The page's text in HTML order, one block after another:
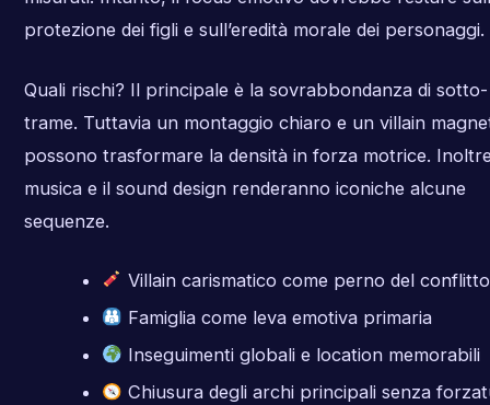
protezione dei figli e sull’eredità morale dei personaggi.
Quali rischi? Il principale è la sovrabbondanza di sotto-
trame. Tuttavia un montaggio chiaro e un villain
possono trasformare la densità in forza motrice.
musica e il sound design renderanno iconiche alcune
sequenze.
Villain carismatico come perno del conflitto
Famiglia come leva emotiva primaria
Inseguimenti globali e location memorabili
Chiusura degli archi principali senza